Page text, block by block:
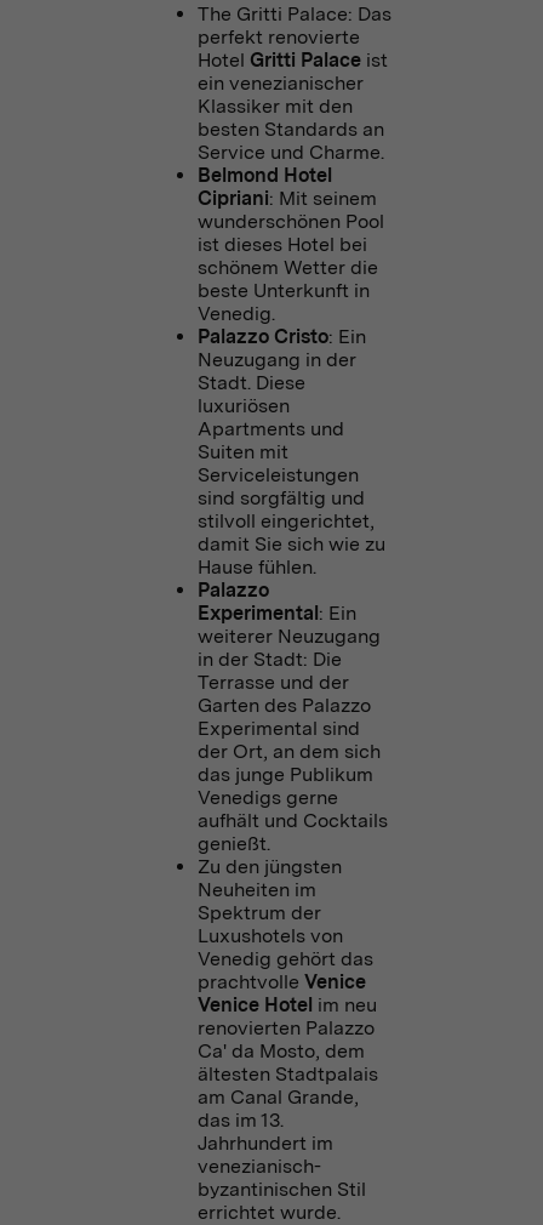
The Gritti Palace: Das
perfekt renovierte
Hotel Gritti Palace ist
ein venezianischer
Klassiker mit den
besten Standards an
Service und Charme.
Belmond Hotel
Cipriani: Mit seinem
wunderschönen Pool
ist dieses Hotel bei
schönem Wetter die
beste Unterkunft in
Venedig.
Palazzo Cristo: Ein
Neuzugang in der
Stadt. Diese
luxuriösen
Apartments und
Suiten mit
Serviceleistungen
sind sorgfältig und
stilvoll eingerichtet,
damit Sie sich wie zu
Hause fühlen.
Palazzo
Experimental: Ein
weiterer Neuzugang
in der Stadt: Die
Terrasse und der
Garten des Palazzo
Experimental sind
der Ort, an dem sich
das junge Publikum
Venedigs gerne
aufhält und Cocktails
genießt.
Zu den jüngsten
Neuheiten im
Spektrum der
Luxushotels von
Venedig gehört das
prachtvolleVenice
Venice Hotel im neu
renovierten Palazzo
Ca' da Mosto, dem
ältesten Stadtpalais
am Canal Grande,
das im 13.
Jahrhundert im
venezianisch-
byzantinischen Stil
errichtet wurde.